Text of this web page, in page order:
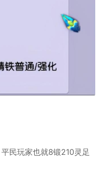
民玩家也就8锻210灵足